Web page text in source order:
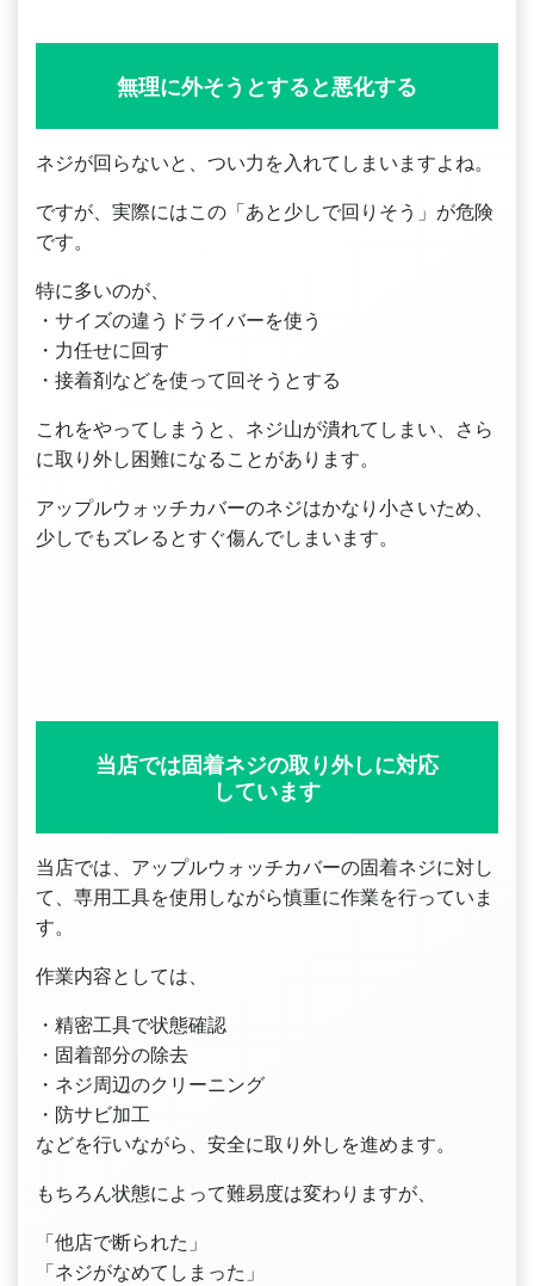
無理に外そうとすると悪化する
ネジが回らないと、つい力を入れてしまいますよね。
ですが、実際にはこの「あと少しで回りそう」が危険
です。
特に多いのが、
・サイズの違うドライバーを使う
・力任せに回す
・接着剤などを使って回そうとする
これをやってしまうと、ネジ山が潰れてしまい、さら
に取り外し困難になることがあります。
アップルウォッチカバーのネジはかなり小さいため、
少しでもズレるとすぐ傷んでしまいます。
当店では固着ネジの取り外しに対応
しています
当店では、アップルウォッチカバーの固着ネジに対し
て、専用工具を使用しながら慎重に作業を行っていま
す。
作業内容としては、
・精密工具で状態確認
・固着部分の除去
・ネジ周辺のクリーニング
・防サビ加工
などを行いながら、安全に取り外しを進めます。
もちろん状態によって難易度は変わりますが、
「他店で断られた」
「ネジがなめてしまった」